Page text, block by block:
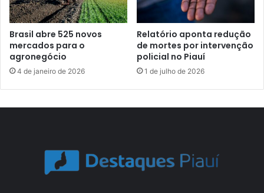
Brasil abre 525 novos
mercados para o
agronegócio
4 de janeiro de 2026
Relatório aponta redução
de mortes por intervenção
policial no Piauí
1 de julho de 2026